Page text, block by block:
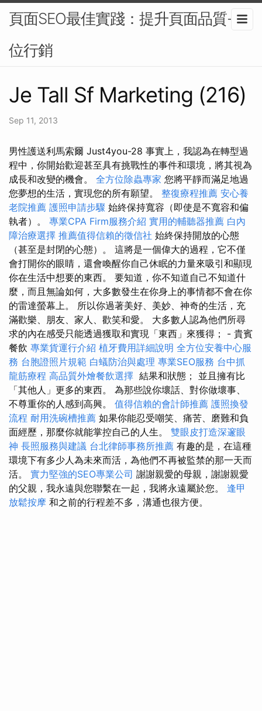
頁面SEO最佳實踐：提升頁面品質-數
位行銷
Je Tall Sf Marketing (216)
Sep 11, 2013
男性護送利馬索爾 Just4you-28 事實上，我認為在轉型過
程中，你開始歡迎甚至具有挑戰性的事件和環境，將其視為
成長和改變的機會。 全方位除蟲專家 您將平靜而滿足地過
您夢想的生活，實現您的所有願望。 整復療程推薦 安心養
老院推薦 護照申請步驟 始終保持寬容（即使是不寬容和偏
執者）。 專業CPA Firm服務介紹 實用的輔聽器推薦 白內
障治療選擇 推薦值得信賴的徵信社 始終保持開放的心態
（甚至是封閉的心態）。 這將是一個偉大的過程，它不僅
會打開你的眼睛，還會喚醒你自己休眠的力量來吸引和顯現
你在生活中想要的東西。 要知道，你不知道自己不知道什
麼，而且無論如何，大多數發生在你身上的事情都不會在你
的雷達螢幕上。 所以你過著美好、美妙、神奇的生活，充
滿歡樂、朋友、家人、歡笑和愛。 大多數人認為他們所尋
求的內在感受只能透過獲取和實現「東西」來獲得； - 貴賓
餐飲 專業貨運行介紹 植牙費用詳細說明 全方位安養中心服
務 台胞證照片規範 白蟻防治與處理 專業SEO服務 台中抓
龍筋療程 高品質外燴餐飲選擇 結果和狀態； 並且擁有比
「其他人」更多的東西。 為那些說你壞話、對你做壞事、
不尊重你的人感到高興。 值得信賴的會計師推薦 護照換發
流程 耐用洗碗槽推薦 如果你能忍受嘲笑、痛苦、磨難和負
面經歷，那麼你就能掌控自己的人生。 雙眼皮打造深邃眼
神 長照服務與建議 台北律師事務所推薦 有趣的是，在這種
環境下有多少人為未來而活，為他們不再被監禁的那一天而
活。 實力堅強的SEO專業公司 謝謝親愛的母親，謝謝親愛
的父親，我永遠與您聯繫在一起，我將永遠屬於您。 逢甲
放鬆按摩 和之前的行程差不多，溝通也很方便。